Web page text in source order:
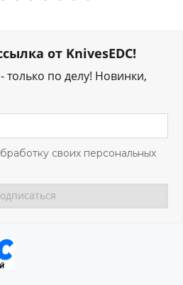
от KnivesEDC!
только по делу! Новинки,
своих персональных